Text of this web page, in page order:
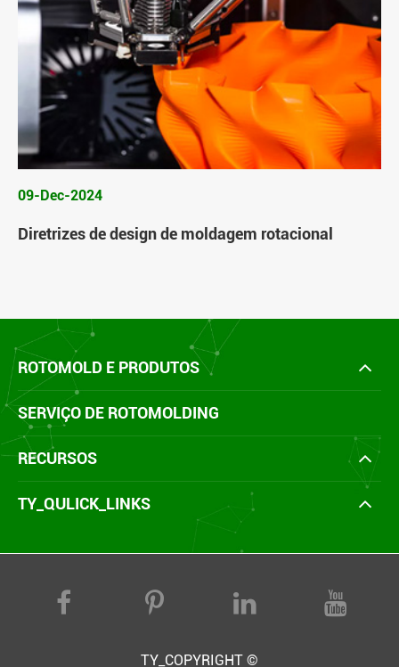
09-Dec-2024
Diretrizes de design de moldagem rotacional
ROTOMOLD E PRODUTOS
SERVIÇO DE ROTOMOLDING
RECURSOS
TY_QULICK_LINKS
TY_COPYRIGHT ©